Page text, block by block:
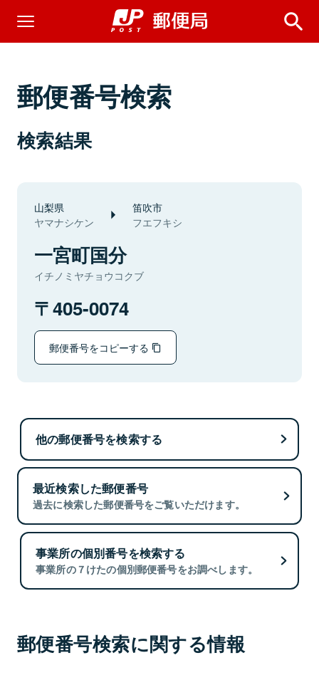
郵便番号検索
検索結果
山梨県
ヤマナシケン
笛吹市
フエフキシ
一宮町国分
イチノミヤチョウコクブ
405-0074
郵便番号をコピーする
他の郵便番号を検索する
最近検索した郵便番号
過去に検索した郵便番号をご覧いただけます。
事業所の個別番号を検索する
事業所の７けたの個別郵便番号をお調べします。
郵便番号検索に関する情報